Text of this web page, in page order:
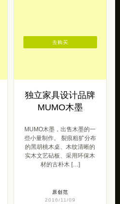
独立家具设计品牌
MUMO木墨
MUMO木墨，出售木墨的一
些小量制作。 裂痕粗犷分布
的黑胡桃木桌、木纹清晰的
实木文艺砧板、采用环保木
材的古朴木 […]
原创范
2016/11/09
去购买